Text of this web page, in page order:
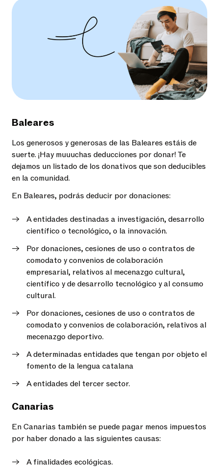
Baleares
Los generosos y generosas de las Baleares estáis de
suerte. ¡Hay muuuchas deducciones por donar! Te
dejamos un listado de los donativos que son deducibles
en la comunidad.
En Baleares, podrás deducir por donaciones:
A entidades destinadas a investigación, desarrollo
científico o tecnológico, o la innovación.
Por donaciones, cesiones de uso o contratos de
comodato y convenios de colaboración
empresarial, relativos al mecenazgo cultural,
científico y de desarrollo tecnológico y al consumo
cultural.
Por donaciones, cesiones de uso o contratos de
comodato y convenios de colaboración, relativos al
mecenazgo deportivo.
A determinadas entidades que tengan por objeto el
fomento de la lengua catalana
A entidades del tercer sector.
Canarias
En Canarias también se puede pagar menos impuestos
por haber donado a las siguientes causas:
A finalidades ecológicas.